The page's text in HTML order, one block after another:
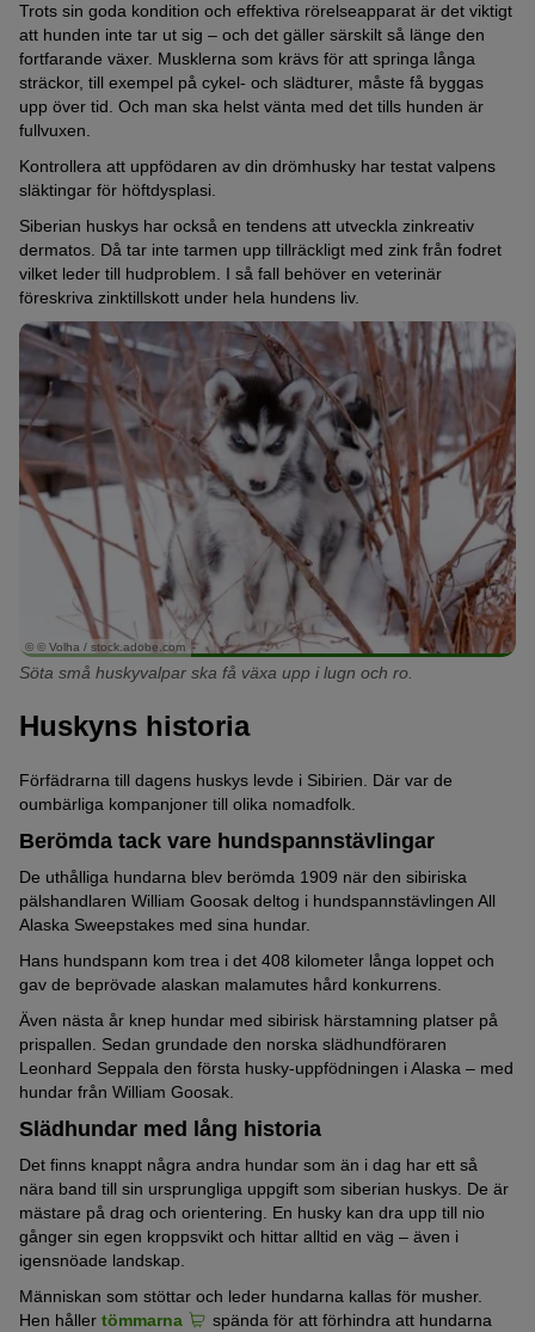
Trots sin goda kondition och effektiva rörelseapparat är det viktigt
att hunden inte tar ut sig – och det gäller särskilt så länge den
fortfarande växer. Musklerna som krävs för att springa långa
sträckor, till exempel på cykel- och slädturer, måste få byggas
upp över tid. Och man ska helst vänta med det tills hunden är
fullvuxen.
Kontrollera att uppfödaren av din drömhusky har testat valpens
släktingar för höftdysplasi.
Siberian huskys har också en tendens att utveckla zinkreativ
dermatos. Då tar inte tarmen upp tillräckligt med zink från fodret
vilket leder till hudproblem. I så fall behöver en veterinär
föreskriva zinktillskott under hela hundens liv.
© © Volha / stock.adobe.com
Söta små huskyvalpar ska få växa upp i lugn och ro.
Huskyns historia
Förfädrarna till dagens huskys levde i Sibirien. Där var de
oumbärliga kompanjoner till olika nomadfolk.
Berömda tack vare hundspannstävlingar
De uthålliga hundarna blev berömda 1909 när den sibiriska
pälshandlaren William Goosak deltog i hundspannstävlingen All
Alaska Sweepstakes med sina hundar.
Hans hundspann kom trea i det 408 kilometer långa loppet och
gav de beprövade alaskan malamutes hård konkurrens.
Även nästa år knep hundar med sibirisk härstamning platser på
prispallen. Sedan grundade den norska slädhundföraren
Leonhard Seppala den första husky-uppfödningen i Alaska – med
hundar från William Goosak.
Slädhundar med lång historia
Det finns knappt några andra hundar som än i dag har ett så
nära band till sin ursprungliga uppgift som siberian huskys. De är
mästare på drag och orientering. En husky kan dra upp till nio
gånger sin egen kroppsvikt och hittar alltid en väg – även i
igensnöade landskap.
Människan som stöttar och leder hundarna kallas för musher.
Hen håller tömmarna
spända för att förhindra att hundarna